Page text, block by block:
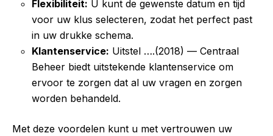
Flexibiliteit: U kunt de gewenste datum en tijd
voor uw klus selecteren, zodat het perfect past
in uw drukke schema.
Klantenservice: Uitstel ….(2018) — Centraal
Beheer biedt uitstekende klantenservice om
ervoor te zorgen dat al uw vragen en zorgen
worden behandeld.
Met deze voordelen kunt u met vertrouwen uw